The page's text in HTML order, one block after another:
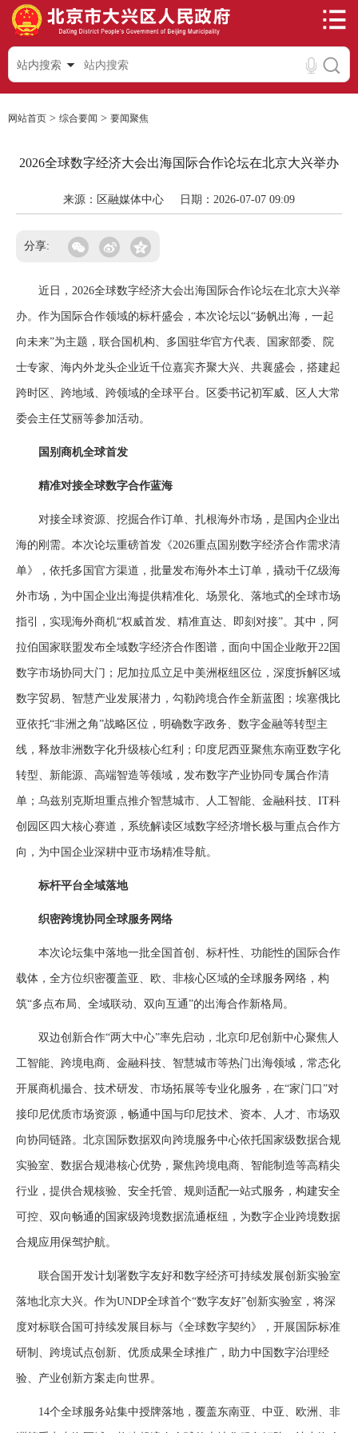
站内搜索
网站首页 > 综合要闻 > 要闻聚焦
2026全球数字经济大会出海国际合作论坛在北京大兴举办
来源：区融媒体中心 日期：2026-07-07 09:09
分享:
近日，2026全球数字经济大会出海国际合作论坛在北京大兴举
办。作为国际合作领域的标杆盛会，本次论坛以“扬帆出海，一起
向未来”为主题，联合国机构、多国驻华官方代表、国家部委、院
士专家、海内外龙头企业近千位嘉宾齐聚大兴、共襄盛会，搭建起
跨时区、跨地域、跨领域的全球平台。区委书记初军威、区人大常
委会主任艾丽等参加活动。
国别商机全球首发
精准对接全球数字合作蓝海
对接全球资源、挖掘合作订单、扎根海外市场，是国内企业出
海的刚需。本次论坛重磅首发《2026重点国别数字经济合作需求清
单》，依托多国官方渠道，批量发布海外本土订单，撬动千亿级海
外市场，为中国企业出海提供精准化、场景化、落地式的全球市场
指引，实现海外商机“权威首发、精准直达、即刻对接”。其中，阿
拉伯国家联盟发布全域数字经济合作图谱，面向中国企业敞开22国
数字市场协同大门；尼加拉瓜立足中美洲枢纽区位，深度拆解区域
数字贸易、智慧产业发展潜力，勾勒跨境合作全新蓝图；埃塞俄比
亚依托“非洲之角”战略区位，明确数字政务、数字金融等转型主
线，释放非洲数字化升级核心红利；印度尼西亚聚焦东南亚数字化
转型、新能源、高端智造等领域，发布数字产业协同专属合作清
单；乌兹别克斯坦重点推介智慧城市、人工智能、金融科技、IT科
创园区四大核心赛道，系统解读区域数字经济增长极与重点合作方
向，为中国企业深耕中亚市场精准导航。
标杆平台全域落地
织密跨境协同全球服务网络
本次论坛集中落地一批全国首创、标杆性、功能性的国际合作
载体，全方位织密覆盖亚、欧、非核心区域的全球服务网络，构
筑“多点布局、全域联动、双向互通”的出海合作新格局。
双边创新合作“两大中心”率先启动，北京印尼创新中心聚焦人
工智能、跨境电商、金融科技、智慧城市等热门出海领域，常态化
开展商机撮合、技术研发、市场拓展等专业化服务，在“家门口”对
接印尼优质市场资源，畅通中国与印尼技术、资本、人才、市场双
向协同链路。北京国际数据双向跨境服务中心依托国家级数据合规
实验室、数据合规港核心优势，聚焦跨境电商、智能制造等高精尖
行业，提供合规核验、安全托管、规则适配一站式服务，构建安全
可控、双向畅通的国家级跨境数据流通枢纽，为数字企业跨境数据
合规应用保驾护航。
联合国开发计划署数字友好和数字经济可持续发展创新实验室
落地北京大兴。作为UNDP全球首个“数字友好”创新实验室，将深
度对标联合国可持续发展目标与《全球数字契约》，开展国际标准
研制、跨境试点创新、优质成果全球推广，助力中国数字治理经
验、产业创新方案走向世界。
14个全球服务站集中授牌落地，覆盖东南亚、中亚、欧洲、非